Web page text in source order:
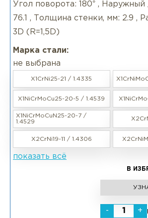
Угол поворота: 180° , Наружный
76.1 , Толщина стенки, мм: 2.9 ,
3D (R=1,5D)
Марка стали:
не выбрана
X1CrNi25-21 / 1.4335
X1NiCrMoCu25-20-5 / 1.4539
X1NiCrMoCuN25-20-7 /
1.4529
X2CrNi19-11 / 1.4306
показать всё
В
- +